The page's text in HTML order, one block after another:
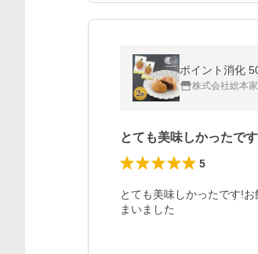
ポイント消化
株式会社総本
とても美味しかったで
5
とても美味しかったです!
まいました